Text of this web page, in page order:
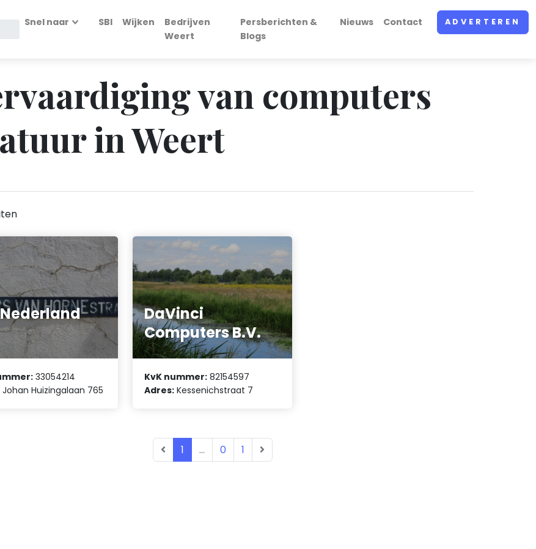
Snel naar SBI Wijken
Bedrijven
Weert
Persberichten &
Blogs
Nieuws Contact ADVERTEREN
van computers
in Weert
33054214
Johan Huizingalaan 765
DaVinci
Computers B.V.
KvK nummer: 82154597
Adres: Kessenichstraat 7
1 ... 0 1